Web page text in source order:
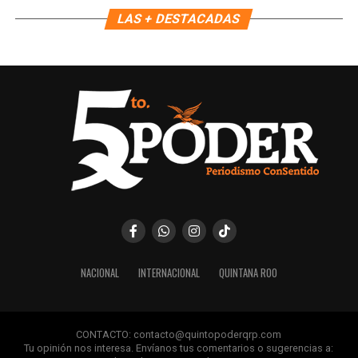
Recibe las noticias al instante
Únete al canal oficial de WhatsApp de
Quinto Poder
en tu teléfono.
Unirme al canal de WhatsApp
LAS + DESTACADAS
NACIONAL INTERNACIONAL QUINTANA ROO
CONTACTO: contacto@quintopoderqrp.com
Tu opinión nos interesa. Envíanos tus comentarios o sugerencias a: